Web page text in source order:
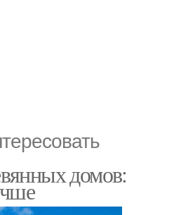
домов: